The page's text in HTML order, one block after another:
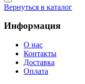
Вернуться в каталог
Информация
О нас
Контакты
Доставка
Оплата